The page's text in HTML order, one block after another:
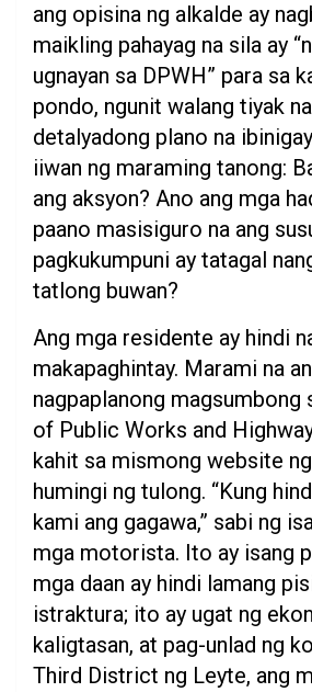
ang opisina ng alkalde ay
maikling pahayag na sila ay
ugnayan sa DPWH” para sa
pondo, ngunit walang tiyak
detalyadong plano na
iiwan ng maraming tanong:
ang aksyon? Ano ang mga
paano masisiguro na ang
pagkukumpuni ay tatagal
tatlong buwan?
Ang mga residente ay hindi
makapaghintay. Marami na
nagpaplanong magsumbong
of Public Works and
kahit sa mismong website
humingi ng tulong. “Kung
kami ang gagawa,” sabi ng
mga motorista. Ito ay isang
mga daan ay hindi lamang
istraktura; ito ay ugat ng
kaligtasan, at pag-unlad ng
Third District ng Leyte, ang